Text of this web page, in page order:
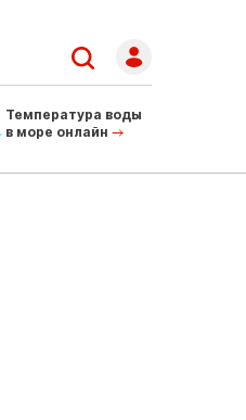
Температура воды
в море онлайн